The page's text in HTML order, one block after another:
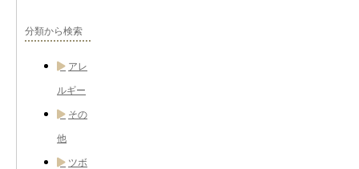
分類から検索
アレ
ルギー
その
他
ツボ